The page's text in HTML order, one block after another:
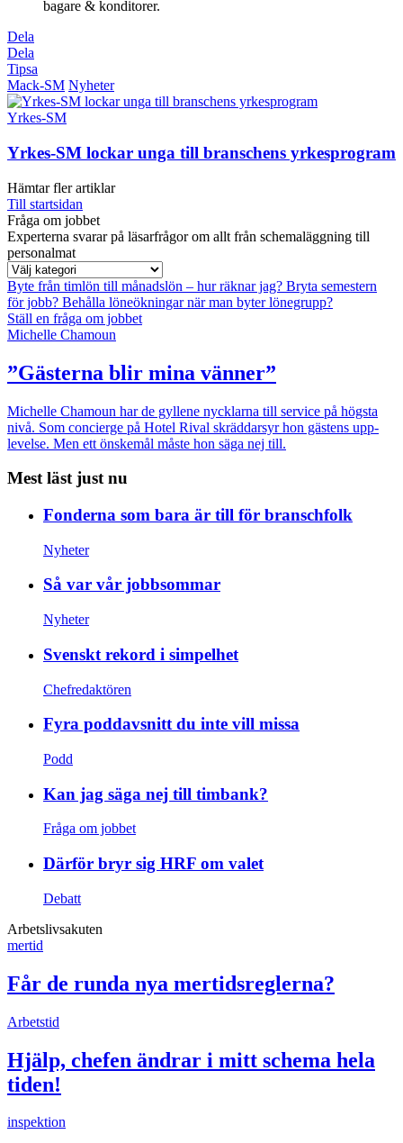
bagare & konditorer.
Dela
Dela
Tipsa
Mack-SM Nyheter
Yrkes-SM
Yrkes-SM lockar unga till branschens yrkesprogram
Hämtar fler artiklar
Till startsidan
Fråga om jobbet
Experterna svarar på läsarfrågor om allt från schemaläggning till
personalmat
Byte från timlön till månadslön – hur räknar jag? Bryta semestern
för jobb? Behålla löneökningar när man byter lönegrupp?
Ställ en fråga om jobbet
Michelle Chamoun
”Gästerna blir mina vänner”
Michelle Chamoun har de gyllene nycklarna till service på högsta
nivå. Som concierge på Hotel Rival skräddarsyr hon gästens upp­
levelse. Men ett önskemål måste hon säga nej till.
Mest läst just nu
Fonderna som bara är till för branschfolk
Nyheter
Så var vår jobbsommar
Nyheter
Svenskt rekord i simpelhet
Chefredaktören
Fyra poddavsnitt du inte vill missa
Podd
Kan jag säga nej till timbank?
Fråga om jobbet
Därför bryr sig HRF om valet
Debatt
Arbetslivsakuten
mertid
Får de runda nya mertidsreglerna?
Arbetstid
Hjälp, chefen ändrar i mitt schema hela
tiden!
inspektion